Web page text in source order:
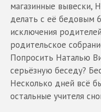
магазинные вывески,
делать с её бедовым
исключения
родительское
Попросить Наталью
серьёзную беседу?
Несколько дней всё
остальные учителя